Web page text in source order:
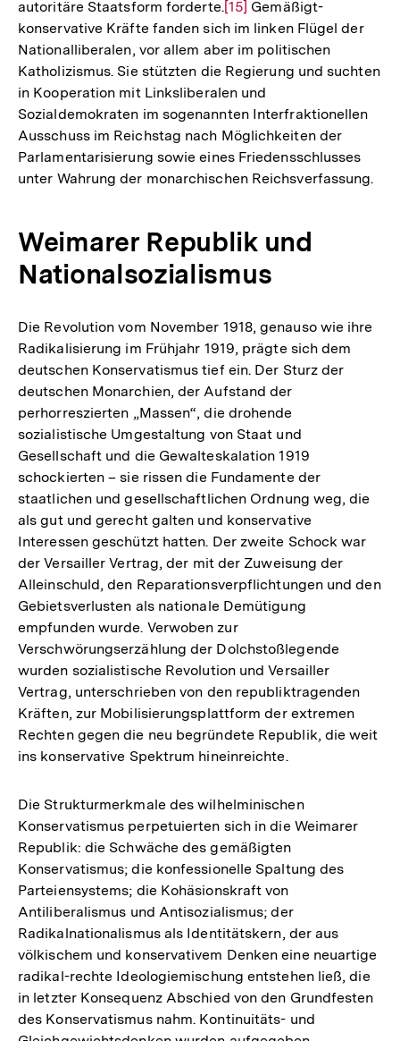
autoritäre Staatsform forderte.Zur
Auflösung
der
Fußnote
[15] Gemäßigt-
konservative Kräfte fanden sich im linken Flügel der
Nationalliberalen, vor allem aber im politischen
Katholizismus. Sie stützten die Regierung und suchten
in Kooperation mit Linksliberalen und
Sozialdemokraten im sogenannten Interfraktionellen
Ausschuss im Reichstag nach Möglichkeiten der
Parlamentarisierung sowie eines Friedensschlusses
unter Wahrung der monarchischen Reichsverfassung.
Weimarer Republik und
Nationalsozialismus
Die Revolution vom November 1918, genauso wie ihre
Radikalisierung im Frühjahr 1919, prägte sich dem
deutschen Konservatismus tief ein. Der Sturz der
deutschen Monarchien, der Aufstand der
perhorreszierten „Massen“, die drohende
sozialistische Umgestaltung von Staat und
Gesellschaft und die Gewalteskalation 1919
schockierten – sie rissen die Fundamente der
staatlichen und gesellschaftlichen Ordnung weg, die
als gut und gerecht galten und konservative
Interessen geschützt hatten. Der zweite Schock war
der Versailler Vertrag, der mit der Zuweisung der
Alleinschuld, den Reparationsverpflichtungen und den
Gebietsverlusten als nationale Demütigung
empfunden wurde. Verwoben zur
Verschwörungserzählung der Dolchstoßlegende
wurden sozialistische Revolution und Versailler
Vertrag, unterschrieben von den republiktragenden
Kräften, zur Mobilisierungsplattform der extremen
Rechten gegen die neu begründete Republik, die weit
ins konservative Spektrum hineinreichte.
Die Strukturmerkmale des wilhelminischen
Konservatismus perpetuierten sich in die Weimarer
Republik: die Schwäche des gemäßigten
Konservatismus; die konfessionelle Spaltung des
Parteiensystems; die Kohäsionskraft von
Antiliberalismus und Antisozialismus; der
Radikalnationalismus als Identitätskern, der aus
völkischem und konservativem Denken eine neuartige
radikal-rechte Ideologiemischung entstehen ließ, die
in letzter Konsequenz Abschied von den Grundfesten
des Konservatismus nahm. Kontinuitäts- und